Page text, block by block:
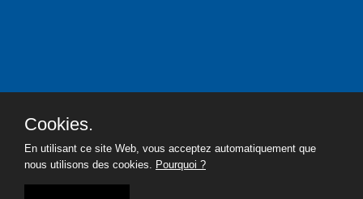
Cookies.
En utilisant ce site Web, vous acceptez automatiquement que
nous utilisons des cookies. Pourquoi ?